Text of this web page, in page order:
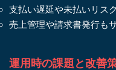
支払い遅延や未払いリス
売上管理や請求書発行も
運用時の課題と改善